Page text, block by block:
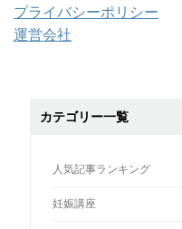
プライバシーポリシー
運営会社
カテゴリー一覧
人気記事ランキング
妊娠講座